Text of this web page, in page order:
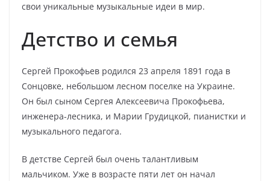
свои уникальные музыкальные идеи в мир.
Детство и семья
Сергей Прокофьев родился 23 апреля 1891 года в
Сонцовке, небольшом лесном поселке на Украине.
Он был сыном Сергея Алексеевича Прокофьева,
инженера-лесника, и Марии Грудицкой, пианистки и
музыкального педагога.
В детстве Сергей был очень талантливым
мальчиком. Уже в возрасте пяти лет он начал